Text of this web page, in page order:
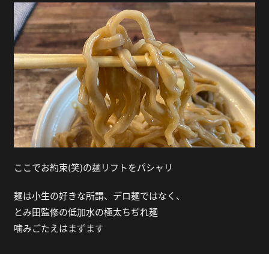
ここでお約束(笑)の麺リフトをパシャリ
麺は小生の好きな所謂、デロ麺ではなく、
とみ田監修の低加水の極太ちぢれ麺
噛みごたえはまずます